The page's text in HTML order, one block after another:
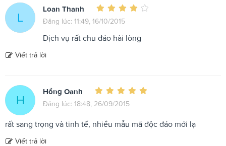
L
Loan Thanh
Đăng lúc: 11:49, 16/10/2015
Dịch vụ rất chu đáo hài lòng
Viết trả lời
H
Hồng Oanh
Đăng lúc: 18:48, 26/09/2015
rất sang trọng và tinh tế, nhiều mẫu mã độc đáo mới lạ
Viết trả lời